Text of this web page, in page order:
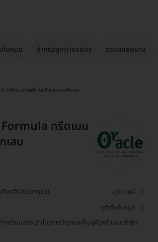
งหมด สำหรับลูกค้าองค์กร รวมสิทธิพิเศษ
ทรีตเมนต์หน้า ลดสิวและการอักเสบ
ทรีตเมน
เสบ
คิลคลินิกเวชกรรม)
ดูโปรไฟล์
ดูที่ตั้งทั้งหมด
ทรีตเมนต์หน้าเป็นการบำรุงและฟื้นฟูผิวหน้าแบบล้ำลึก